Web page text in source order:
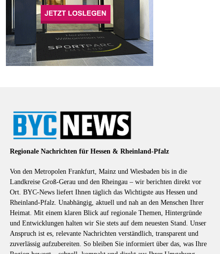
Regionale Nachrichten für Hessen & Rheinland-Pfalz
Von den Metropolen Frankfurt, Mainz und Wiesbaden bis in die
Landkreise Groß-Gerau und den Rheingau – wir berichten direkt vor
Ort. BYC-News liefert Ihnen täglich das Wichtigste aus Hessen und
Rheinland-Pfalz. Unabhängig, aktuell und nah an den Menschen Ihrer
Heimat. Mit einem klaren Blick auf regionale Themen, Hintergründe
und Entwicklungen halten wir Sie stets auf dem neuesten Stand. Unser
Anspruch ist es, relevante Nachrichten verständlich, transparent und
zuverlässig aufzubereiten. So bleiben Sie informiert über das, was Ihre